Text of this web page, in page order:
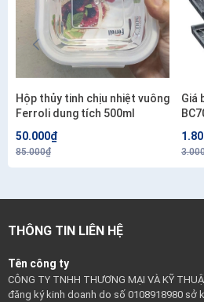
Hộp thủy tinh chịu nhiệt vuông
Ferroli dung tích 500ml
50.000₫
85.000₫
Giá
THÔNG TIN LIÊN HỆ
Tên công ty
CÔNG TY TNHH THƯƠNG MẠI VÀ KỸ
đăng ký kinh doanh do số 0108918980 sở